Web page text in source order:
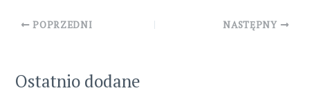
Post
POPRZEDNI NASTĘPNY
Ostatnio dodane